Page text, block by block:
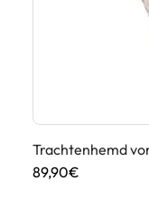
Trachtenhemd
89,90€